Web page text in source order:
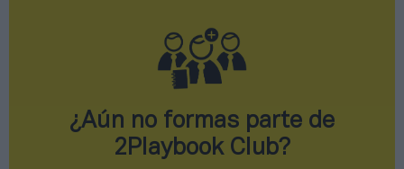
¿Aún no formas parte de
2Playbook Club?